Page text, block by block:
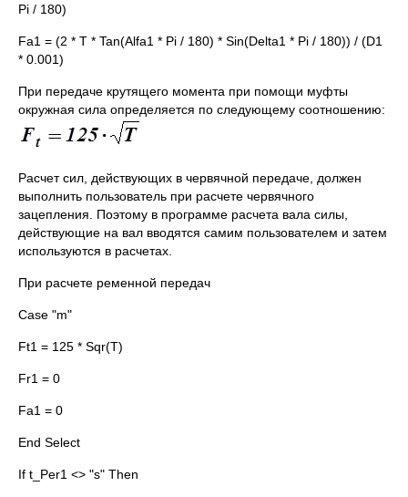
Pi / 180)
Fa1 = (2 * T * Tan(Alfa1 * Pi / 180) * Sin(Delta1 * Pi / 180)) / (D1
* 0.001)
При передаче крутящего момента при помощи муфты
окружная сила определяется по следующему соотношению:
Расчет сил, действующих в червячной передаче, должен
выполнить пользователь при расчете червячного
зацепления. Поэтому в программе расчета вала силы,
действующие на вал вводятся самим пользователем и затем
используются в расчетах.
При расчете ременной передач
Case "m"
Ft1 = 125 * Sqr(T)
Fr1 = 0
Fa1 = 0
End Select
If t_Per1 <> "s" Then